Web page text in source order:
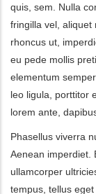
quis, sem. Nulla
fringilla vel, aliquet
rhoncus ut,
eu pede mollis
elementum
leo ligula, porttitor
lorem ante,
Phasellus viverra
Aenean imperdiet.
ullamcorper
tempus, tellus